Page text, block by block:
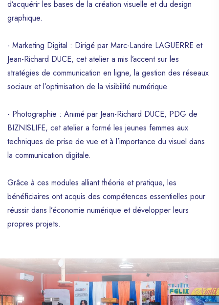
d’acquérir les bases de la création visuelle et du design
graphique.
- Marketing Digital : Dirigé par Marc-Landre LAGUERRE et
Jean-Richard DUCE, cet atelier a mis l’accent sur les
stratégies de communication en ligne, la gestion des réseaux
sociaux et l’optimisation de la visibilité numérique.
- Photographie : Animé par Jean-Richard DUCE, PDG de
BIZNISLIFE, cet atelier a formé les jeunes femmes aux
techniques de prise de vue et à l’importance du visuel dans
la communication digitale.
Grâce à ces modules alliant théorie et pratique, les
bénéficiaires ont acquis des compétences essentielles pour
réussir dans l’économie numérique et développer leurs
propres projets.